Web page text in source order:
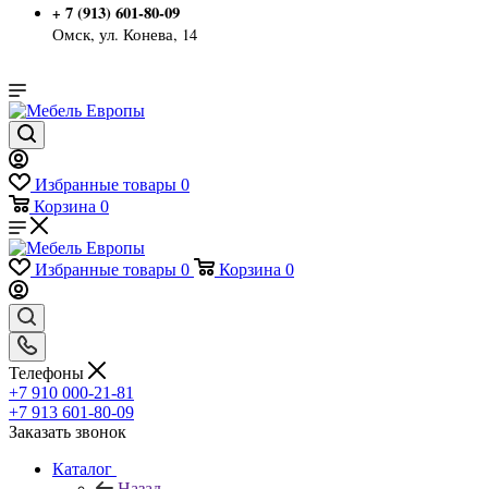
+ 7 (913) 601-80-09
Омск, ул. Конева, 14
Избранные товары 0
Корзина 0
Избранные товары 0 Корзина 0
Телефоны
+7 910 000-21-81
+7 913 601-80-09
Заказать звонок
Каталог